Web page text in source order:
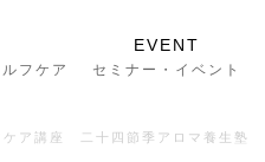
フケア
EVENT
セミナー・イベント
ケア講座 二十四節季アロマ養生塾